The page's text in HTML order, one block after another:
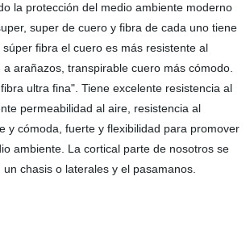
la protección del medio ambiente moderno
super de cuero y fibra de cada uno tiene
fibra el cuero es más resistente al
arañazos, transpirable cuero más cómodo.
ultra fina". Tiene excelente resistencia al
permeabilidad al aire, resistencia al
y cómoda, fuerte y flexibilidad para promover
ambiente. La cortical parte de nosotros se
chasis o laterales y el pasamanos.